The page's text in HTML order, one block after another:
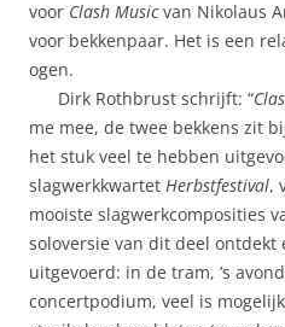
voor Clash Musicvan Nikolaus
voor bekkenpaar. Het is een
ogen.
Dirk Rothbrust schrijft: “
me mee, de twee bekkens zit
het stuk veel te hebben
slagwerkkwartet Herbstfestival,
mooiste slagwerkcomposities
soloversie van dit deel ontdekt
uitgevoerd: in de tram, ’s
concertpodium, veel is